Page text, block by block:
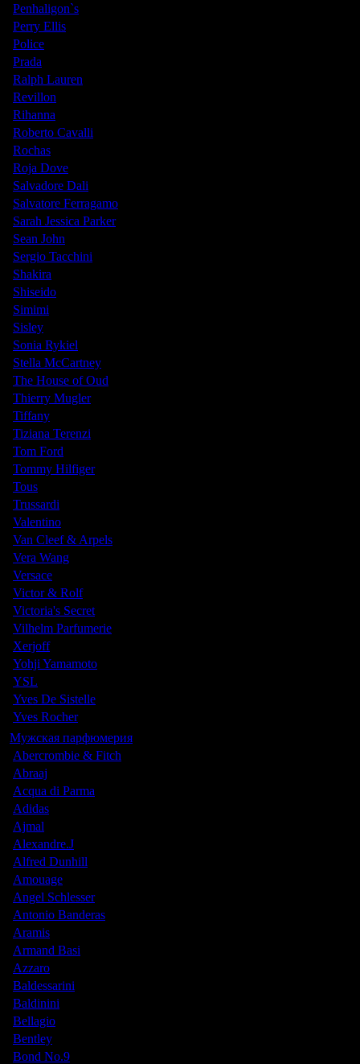
Penhaligon`s
Perry Ellis
Police
Prada
Ralph Lauren
Revillon
Rihanna
Roberto Cavalli
Rochas
Roja Dove
Salvadore Dali
Salvatore Ferragamo
Sarah Jessica Parker
Sean John
Sergio Tacchini
Shakira
Shiseido
Simimi
Sisley
Sonia Rykiel
Stella McCartney
The House of Oud
Thierry Mugler
Tiffany
Tiziana Terenzi
Tom Ford
Tommy Hilfiger
Tous
Trussardi
Valentino
Van Cleef & Arpels
Vera Wang
Versace
Victor & Rolf
Victoria's Secret
Vilhelm Parfumerie
Xerjoff
Yohji Yamamoto
YSL
Yves De Sistelle
Yves Rocher
Мужская парфюмерия
Abercrombie & Fitch
Abraaj
Acqua di Parma
Adidas
Ajmal
Alexandre.J
Alfred Dunhill
Amouage
Angel Schlesser
Antonio Banderas
Aramis
Armand Basi
Azzaro
Baldessarini
Baldinini
Bellagio
Bentley
Bond No.9